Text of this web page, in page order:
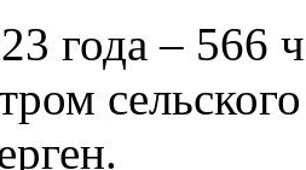
года – 566